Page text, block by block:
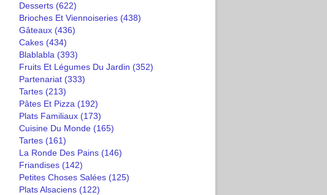
Desserts (622)
Brioches Et Viennoiseries (438)
Gâteaux (436)
Cakes (434)
Blablabla (393)
Fruits Et Légumes Du Jardin (352)
Partenariat (333)
Tartes (213)
Pâtes Et Pizza (192)
Plats Familiaux (173)
Cuisine Du Monde (165)
Tartes (161)
La Ronde Des Pains (146)
Friandises (142)
Petites Choses Salées (125)
Plats Alsaciens (122)